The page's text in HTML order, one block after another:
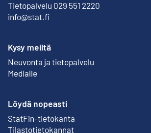
Tietopalvelu 029 551 2220
info@stat.fi
Kysy meiltä
Neuvonta ja tietopalvelu
Medialle
Löydä nopeasti
StatFin-tietokanta
Ulkoinen linkki
Tilastotietokannat